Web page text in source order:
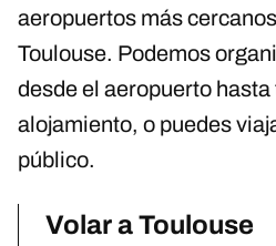
aeropuertos más
Toulouse. Podemos
desde el aeropuerto
alojamiento, o puedes
público.
Volar a Toulouse